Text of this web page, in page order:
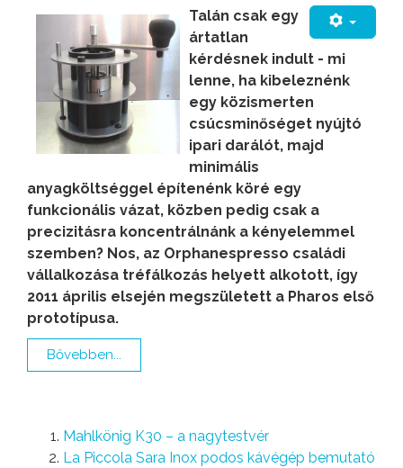
Talán csak egy
ártatlan
kérdésnek indult - mi
lenne, ha kibeleznénk
egy közismerten
csúcsminőséget nyújtó
ipari darálót, majd
minimális
anyagköltséggel építenénk köré egy
funkcionális vázat, közben pedig csak a
precizitásra koncentrálnánk a kényelemmel
szemben? Nos, az Orphanespresso családi
vállalkozása tréfálkozás helyett alkotott, így
2011 április elsején megszületett a Pharos első
prototípusa.
Bővebben...
Mahlkönig K30 – a nagytestvér
La Piccola Sara Inox podos kávégép bemutató